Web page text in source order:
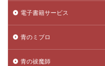
電子書籍サービス
青のミブロ
青の祓魔師